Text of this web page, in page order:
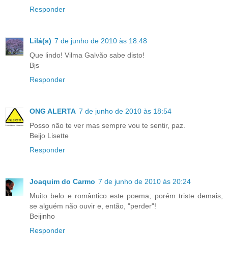
Responder
Lilá(s) 7 de junho de 2010 às 18:48
Que lindo! Vilma Galvão sabe disto!
Bjs
Responder
ONG ALERTA 7 de junho de 2010 às 18:54
Posso não te ver mas sempre vou te sentir, paz.
Beijo Lisette
Responder
Joaquim do Carmo 7 de junho de 2010 às 20:24
Muito belo e romântico este poema; porém triste demais,
se alguém não ouvir e, então, "perder"!
Beijinho
Responder